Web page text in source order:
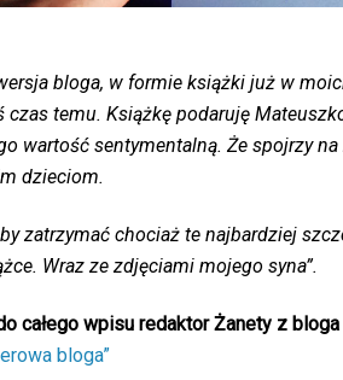
bloga, w formie książki już w
czas temu. Książkę podaruję
wartość sentymentalną. Że spojrzy
dzieciom.
zatrzymać chociaż te najbardziej
Wraz ze zdjęciami mojego syna”.
całego wpisu redaktor Żanety z bloga
bloga”